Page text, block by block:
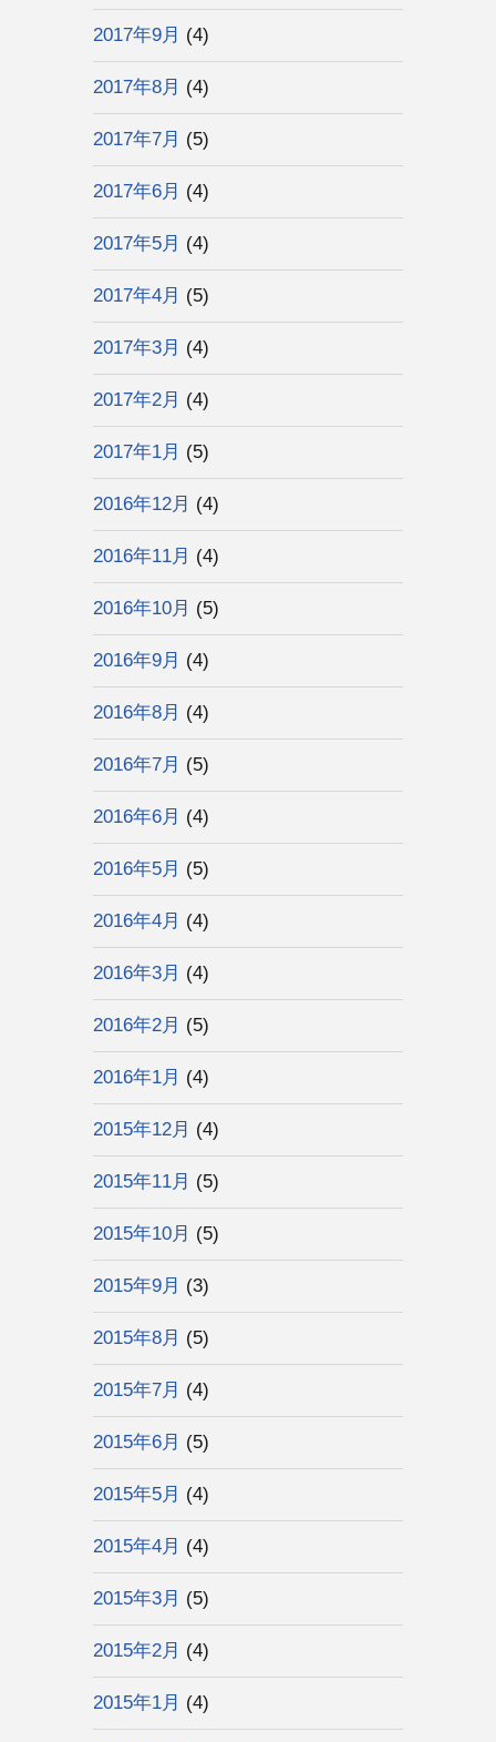
2017年9月 (4)
2017年8月 (4)
2017年7月 (5)
2017年6月 (4)
2017年5月 (4)
2017年4月 (5)
2017年3月 (4)
2017年2月 (4)
2017年1月 (5)
2016年12月 (4)
2016年11月 (4)
2016年10月 (5)
2016年9月 (4)
2016年8月 (4)
2016年7月 (5)
2016年6月 (4)
2016年5月 (5)
2016年4月 (4)
2016年3月 (4)
2016年2月 (5)
2016年1月 (4)
2015年12月 (4)
2015年11月 (5)
2015年10月 (5)
2015年9月 (3)
2015年8月 (5)
2015年7月 (4)
2015年6月 (5)
2015年5月 (4)
2015年4月 (4)
2015年3月 (5)
2015年2月 (4)
2015年1月 (4)